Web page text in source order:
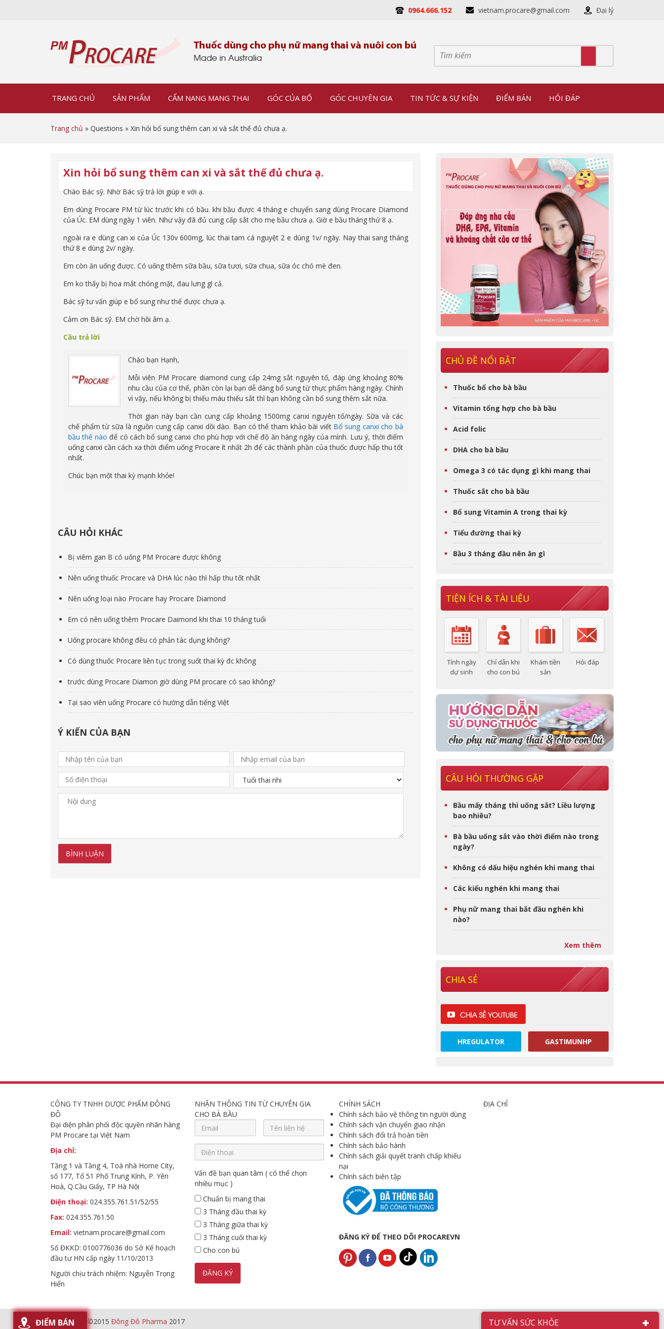
0964.666.152 vietnam.procare@gmail.com Đại lý
TRANG CHỦ SẢN PHẨM CẨM NANG MANG THAI GÓC CỦA BỐ GÓC CHUYÊN GIA TIN TỨC & SỰ KIỆN ĐIỂM BÁN HỎI ĐÁP
Trang chủ » Questions » Xin hỏi bổ sung thêm can xi và sắt thế đủ chưa ạ.
Xin hỏi bổ sung thêm can xi và sắt thế đủ chưa ạ.
Chào Bác sỹ. Nhờ Bác sỹ trả lời giúp e với ạ.
Em dùng Procare PM từ lúc trước khi có bầu. khi bầu được 4 tháng e chuyển sang dùng Procare Diamond
của Úc. EM dùng ngày 1 viên. Như vậy đã đủ cung cấp sắt cho mẹ bầu chưa ạ. Giờ e bầu tháng thứ 8 ạ.
ngoài ra e dùng can xi của Úc 130v 600mg, lúc thai tam cá nguyệt 2 e dùng 1v/ ngày. Nay thai sang tháng
thứ 8 e dùng 2v/ ngày.
Em còn ăn uống được. Có uống thêm sữa bầu, sữa tươi, sữa chua, sữa óc chó mè đen.
Em ko thấy bị hoa mắt chóng mặt, đau lưng gì cả.
Bác sỹ tư vấn giúp e bổ sung như thế được chưa ạ.
Cảm ơn Bác sỹ. EM chờ hồi âm ạ.
Câu trả lời
Chào bạn Hạnh,
Mỗi viên PM Procare diamond cung cấp 24mg sắt nguyên tố, đáp ứng khoảng 80%
nhu cầu của cơ thể, phần còn lại bạn dễ dàng bổ sung từ thực phẩm hàng ngày. Chính
vì vậy, nếu không bị thiếu máu thiếu sắt thì bạn không cần bổ sung thêm sắt nữa.
Thời gian này bạn cần cung cấp khoảng 1500mg canxi nguyên tố/ngày. Sữa và các
chế phẩm từ sữa là nguồn cung cấp canxi dồi dào. Bạn có thể tham khảo bài viết Bổ sung canxi cho bà
bầu thế nào để có cách bổ sung canxi cho phù hợp với chế độ ăn hàng ngày của mình. Lưu ý, thời điểm
uống canxi cần cách xa thời điểm uống Procare ít nhất 2h để các thành phần của thuốc được hấp thu tốt
nhất.
Chúc bạn một thai kỳ mạnh khỏe!
CÂU HỎI KHÁC
Bị viêm gan B có uống PM Procare được không
Nên uống thuốc Procare và DHA lúc nào thì hấp thu tốt nhất
Nên uống loại nào Procare hay Procare Diamond
Em có nên uống thêm Procare Daimond khi thai 10 tháng tuổi
Uống procare không đều có phản tác dụng không?
Có dùng thuốc Procare liên tục trong suốt thai kỳ đc không
trước dùng Procare Diamon giờ dùng PM procare có sao không?
Tại sao viên uống Procare có hướng dẫn tiếng Việt
Ý KIẾN CỦA BẠN
CHỦ ĐỀ NỔI BẬT
Thuốc bổ cho bà bầu
Vitamin tổng hợp cho bà bầu
Acid folic
DHA cho bà bầu
Omega 3 có tác dụng gì khi mang thai
Thuốc sắt cho bà bầu
Bổ sung Vitamin A trong thai kỳ
Tiểu đường thai kỳ
Bầu 3 tháng đầu nên ăn gì
TIỆN ÍCH & TÀI LIỆU
Tính ngày
dự sinh
Chỉ dẫn khi
cho con bú
Khám tiền
sản
Hỏi đáp
CÂU HỎI THƯỜNG GẶP
Bầu mấy tháng thì uống sắt? Liều lượng
bao nhiêu?
Bà bầu uống sắt vào thời điểm nào trong
ngày?
Không có dấu hiệu nghén khi mang thai
Các kiểu nghén khi mang thai
Phụ nữ mang thai bắt đầu nghén khi
nào?
Xem thêm
CHIA SẺ
HREGULATOR GASTIMUNHP
ĐIỂM BÁN
CÔNG TY TNHH DƯỢC PHẨM ĐÔNG
ĐÔ
Đại diện phân phối độc quyền nhãn hàng
PM Procare tại Việt Nam
Địa chỉ:
Tầng 1 và Tầng 4, Toà nhà Home City,
số 177, Tổ 51 Phố Trung Kính, P. Yên
Hoà, Q.Cầu Giấy, TP Hà Nội
Điện thoại: 024.355.761.51/52/55
Fax: 024.355.761.50
Email: vietnam.procare@gmail.com
Số ĐKKD: 0100776036 do Sở Kế hoạch
đầu tư HN cấp ngày 11/10/2013
Người chịu trách nhiệm: Nguyễn Trọng
Hiển
NHẬN THÔNG TIN TỪ CHUYÊN GIA
CHO BÀ BẦU
Vấn đề bạn quan tâm ( có thể chọn
nhiều mục )
Chuẩn bị mang thai
3 Tháng đầu thai kỳ
3 Tháng giữa thai kỳ
3 Tháng cuối thai kỳ
Cho con bú
CHÍNH SÁCH
Chính sách bảo vệ thông tin người dùng
Chính sách vận chuyển giao nhận
Chính sách đổi trả hoàn tiền
Chính sách bảo hành
Chính sách giải quyết tranh chấp khiếu
nại
Chính sách biên tập
ĐĂNG KÝ ĐỂ THEO DÕI PROCAREVN
ĐỊA CHỈ
All Content ©2015 Đông Đô Pharma 2017 TƯ VẤN SỨC KHỎE